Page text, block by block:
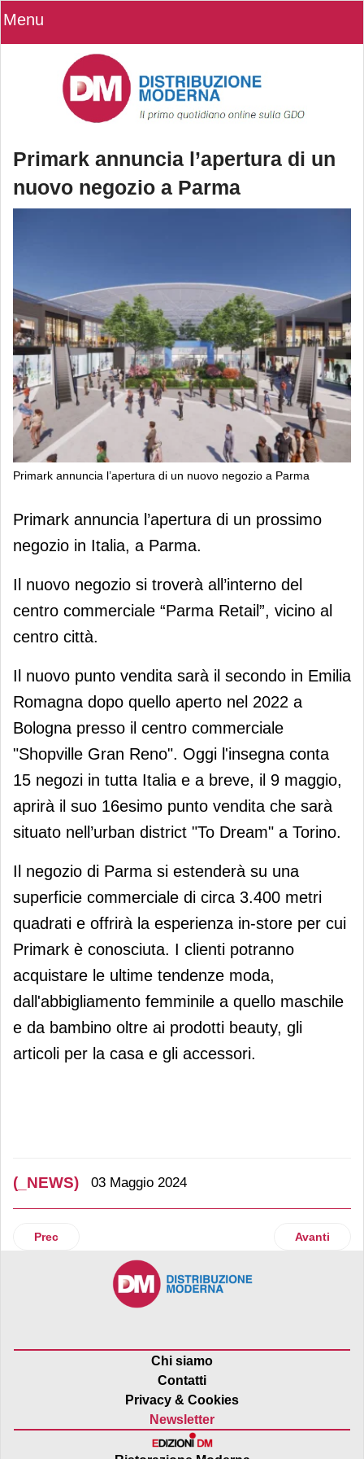
Menu
Primark annuncia l’apertura di un
nuovo negozio a Parma
Primark annuncia l’apertura di un nuovo negozio a Parma
Primark annuncia l’apertura di un
nuovo negozio a Parma
Primark annuncia l’apertura di un prossimo
negozio in Italia, a Parma.
Il nuovo negozio si troverà all’interno del
centro commerciale “Parma Retail”, vicino al
centro città.
Il nuovo punto vendita sarà il secondo in Emilia
Romagna dopo quello aperto nel 2022 a
Bologna presso il centro commerciale
"Shopville Gran Reno". Oggi l'insegna conta
15 negozi in tutta Italia e a breve, il 9 maggio,
aprirà il suo 16esimo punto vendita che sarà
situato nell’urban district "To Dream" a Torino.
Il negozio di Parma si estenderà su una
superficie commerciale di circa 3.400 metri
quadrati e offrirà la esperienza in-store per cui
Primark è conosciuta. I clienti potranno
acquistare le ultime tendenze moda,
dall'abbigliamento femminile a quello maschile
e da bambino oltre ai prodotti beauty, gli
articoli per la casa e gli accessori.
(_NEWS) 03 Maggio 2024
Articolo precedente: Conad Superstore riapre a Quartu S.
Prec Articolo
Avanti
Chi siamo
Contatti
Privacy & Cookies
Newsletter